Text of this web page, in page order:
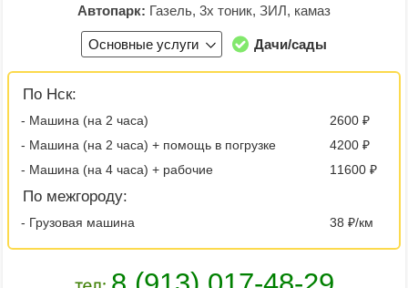
Автопарк: Газель, 3х тоник, ЗИЛ, камаз
Основные услуги Дачи/сады
По Нск:
- Машина (на 2 часа)
2600 ₽
- Машина (на 2 часа) + помощь в погрузке
4200 ₽
- Машина (на 4 часа) + рабочие
11600 ₽
По межгороду:
- Грузовая машина 38 ₽/км